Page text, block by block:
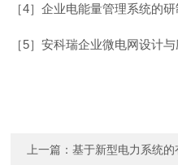
［4］企业电能量管理系统的研
［5］安科瑞企业微电网设计
上一篇：基于新型电力系统